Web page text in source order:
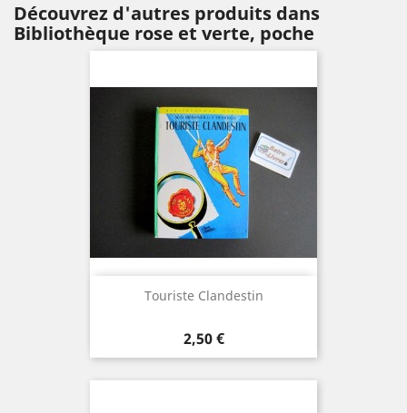
Découvrez d'autres produits dans
Bibliothèque rose et verte, poche
Touriste Clandestin
Prix
2,50 €